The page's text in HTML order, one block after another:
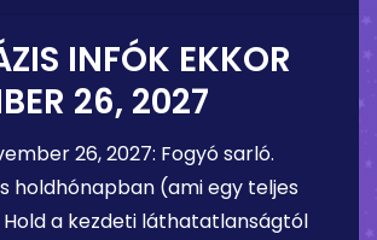
INFÓK EKKOR
26, 2027
26, 2027: Fogyó sarló.
holdhónapban (ami egy teljes
a kezdeti láthatatlanságtól